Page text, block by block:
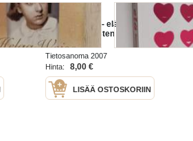
Pysy nuorena - elä kauemmin :
tyttöjen ja naisten tupakkatietokirja
Tietosanoma 2007
Hinta:
8,00 €
LISÄÄ OSTOSKORIIN